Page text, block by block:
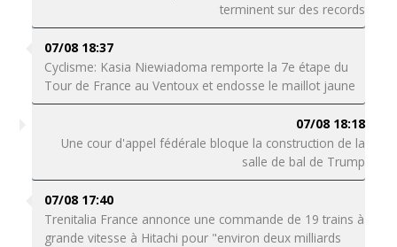
terminent sur des records
07/08 18:37
Cyclisme: Kasia Niewiadoma remporte la 7e étape du
Tour de France au Ventoux et endosse le maillot jaune
07/08 18:18
Une cour d'appel fédérale bloque la construction de la
salle de bal de Trump
07/08 17:40
Trenitalia France annonce une commande de 19 trains à
grande vitesse à Hitachi pour "environ deux milliards